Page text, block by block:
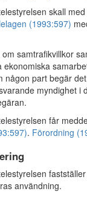
skall
(1993:597)
om samtrafikvillkor
ekonomiska
någon part begär
myndighet i
får
. Förordning
användning.